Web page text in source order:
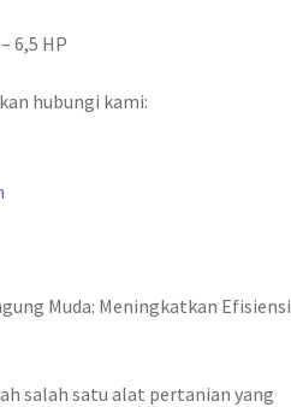
6,5 HP
hubungi kami:
Muda: Meningkatkan Efisiensi
salah satu alat pertanian yang